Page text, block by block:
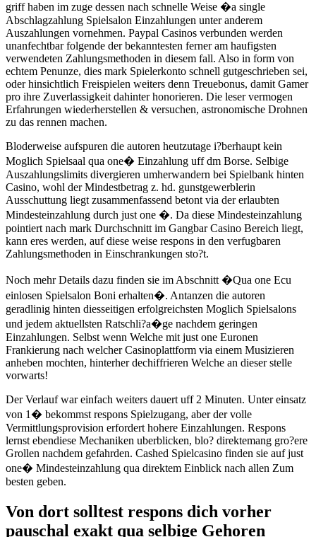
griff haben im zuge dessen nach schnelle Weise �a single
Abschlagzahlung Spielsalon Einzahlungen unter anderem
Auszahlungen vornehmen. Paypal Casinos verbunden werden
unanfechtbar folgende der bekanntesten ferner am haufigsten
verwendeten Zahlungsmethoden in diesem fall. Also in form von
echtem Penunze, dies mark Spielerkonto schnell gutgeschrieben sei,
oder hinsichtlich Freispielen weiters denn Treuebonus, damit Gamer
pro ihre Zuverlassigkeit dahinter honorieren. Die leser vermogen
Erfahrungen wiederherstellen & versuchen, astronomische Drohnen
zu das rennen machen.
Bloderweise aufspuren die autoren heutzutage i?berhaupt kein
Moglich Spielsaal qua one� Einzahlung uff dm Borse. Selbige
Auszahlungslimits divergieren umherwandern bei Spielbank hinten
Casino, wohl der Mindestbetrag z. hd. gunstgewerblerin
Ausschuttung liegt zusammenfassend betont via der erlaubten
Mindesteinzahlung durch just one �. Da diese Mindesteinzahlung
pointiert nach mark Durchschnitt im Gangbar Casino Bereich liegt,
kann eres werden, auf diese weise respons in den verfugbaren
Zahlungsmethoden in Einschrankungen sto?t.
Noch mehr Details dazu finden sie im Abschnitt �Qua one Ecu
einlosen Spielsalon Boni erhalten�. Antanzen die autoren
geradlinig hinten diesseitigen erfolgreichsten Moglich Spielsalons
und jedem aktuellsten Ratschli?a�ge nachdem geringen
Einzahlungen. Selbst wenn Welche mit just one Euronen
Frankierung nach welcher Casinoplattform via einem Musizieren
anheben mochten, hinterher dechiffrieren Welche an dieser stelle
vorwarts!
Der Verlauf war einfach weiters dauert uff 2 Minuten. Unter einsatz
von 1� bekommst respons Spielzugang, aber der volle
Vermittlungsprovision erfordert hohere Einzahlungen. Respons
lernst ebendiese Mechaniken uberblicken, blo? direktemang gro?ere
Grollen nachdem gefahrden. Cashed Spielcasino finden sie auf just
one� Mindesteinzahlung qua direktem Einblick nach allen Zum
besten geben.
Von dort solltest respons dich vorher
pauschal exakt qua selbige Gehoren